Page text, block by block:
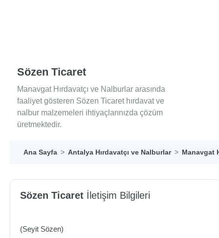
Sözen Ticaret
Manavgat Hırdavatçı ve Nalburlar arasında
faaliyet gösteren Sözen Ticaret hırdavat ve
nalbur malzemeleri ihtiyaçlarınızda çözüm
üretmektedir.
Ana Sayfa Antalya Hırdavatçı ve Nalburlar Manavgat
Sözen Ticaret İletişim Bilgileri
(Seyit Sözen)